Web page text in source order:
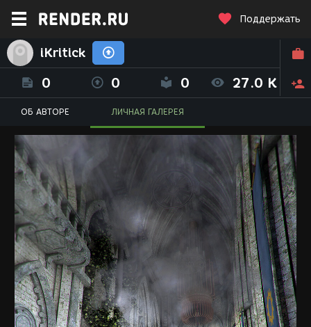
Поддержать
iKritick
0 0 0 27.0 K
ОБ АВТОРЕ ЛИЧНАЯ ГАЛЕРЕЯ